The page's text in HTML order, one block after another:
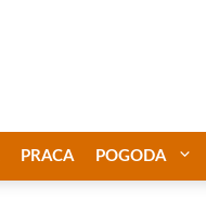
PRACA POGODA